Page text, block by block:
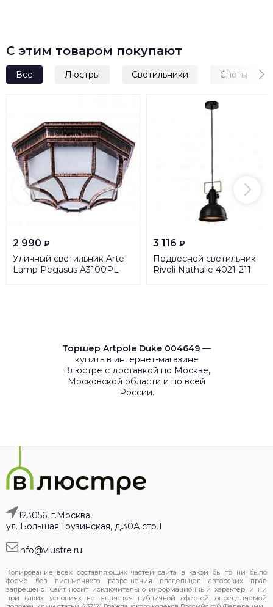
С этим товаром покупают
Все Люстры Светильники Споты
2 990 ₽
Уличный светильник Arte
Lamp Pegasus A3100PL-
3 116 ₽
Подвесной светильник
Rivoli Nathalie 4021-211
Торшер Artpole Duke 004649 —
купить в интернет-магазине
Влюстре с доставкой по Москве,
Московской области и по всей
России.
123056, г.Москва,
ул. Большая Грузинская, д.30А стр.1
info@vlustre.ru
Копирование всех составляющих частей сайта в какой бы то ни было
форме без письменного разрешения владельцев авторских прав
запрещено. Сайт носит исключительно информационный характер, и ни
при каких условиях не является публичной офертой, определяемой